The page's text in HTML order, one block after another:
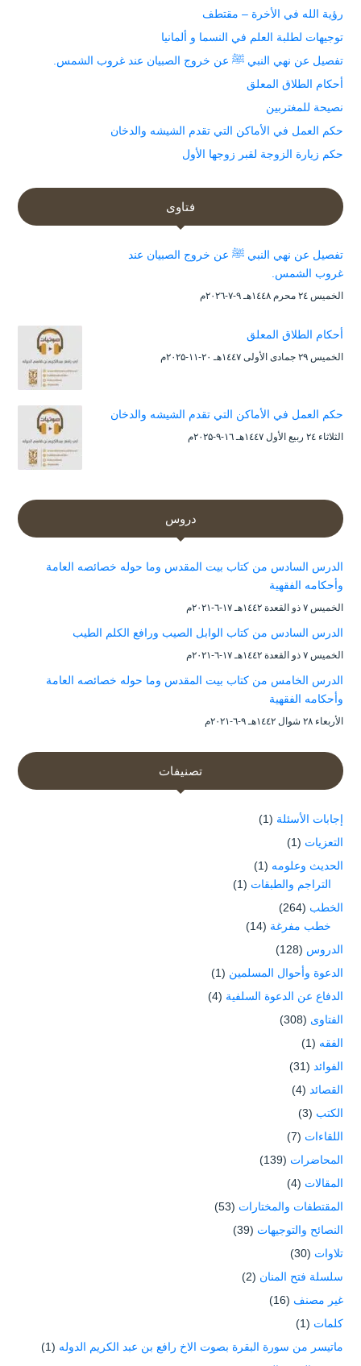
رؤية الله في الأخرة – مقتطف
توجيهات لطلبة العلم في النسما و ألمانيا
تفصيل عن نهي النبي ﷺ عن خروج الصبيان عند غروب الشمس.
أحكام الطلاق المعلق
نصيحة للمغتربين
حكم العمل في الأماكن التي تقدم الشيشه والدخان
حكم زيارة الزوجة لقبر زوجها الأول
فتاوى
تفصيل عن نهي النبي ﷺ عن خروج الصبيان عند
غروب الشمس.
الخميس ۲٤ محرم ۱٤٤۸هـ ۹-۷-۲۰۲٦م
أحكام الطلاق المعلق
الخميس ۲۹ جمادى الأولى ۱٤٤۷هـ ۲۰-۱۱-۲۰۲۵م
حكم العمل في الأماكن التي تقدم الشيشه والدخان
الثلاثاء ۲٤ ربيع الأول ۱٤٤۷هـ ۱٦-۹-۲۰۲۵م
دروس
الدرس السادس من كتاب بيت المقدس وما حوله خصائصه العامة
وأحكامه الفقهية
الخميس ۷ ذو القعدة ۱٤٤۲هـ ۱۷-٦-۲۰۲۱م
الدرس السادس من كتاب الوابل الصيب ورافع الكلم الطيب
الخميس ۷ ذو القعدة ۱٤٤۲هـ ۱۷-٦-۲۰۲۱م
الدرس الخامس من كتاب بيت المقدس وما حوله خصائصه العامة
وأحكامه الفقهية
الأربعاء ۲۸ شوال ۱٤٤۲هـ ۹-٦-۲۰۲۱م
تصنيفات
إجابات الأسئلة (1)
التعزيات (1)
الحديث وعلومه (1)
التراجم والطبقات (1)
الخطب (264)
خطب مفرغة (14)
الدروس (128)
الدعوة وأحوال المسلمين (1)
الدفاع عن الدعوة السلفية (4)
الفتاوى (308)
الفقه (1)
الفوائد (31)
القصائد (4)
الكتب (3)
اللقاءات (7)
المحاضرات (139)
المقالات (4)
المقتطفات والمختارات (53)
النصائح والتوجيهات (39)
تلاوات (30)
سلسلة فتح المنان (2)
غير مصنف (16)
كلمات (1)
ماتيسر من سورة البقرة بصوت الاخ رافع بن عبد الكريم الدوله (1)